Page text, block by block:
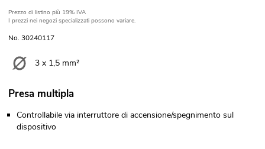
Prezzo di listino più 19% IVA
I prezzi nei negozi specializzati possono variare.
No. 30240117
3 x 1,5 mm²
Presa multipla
Controllabile via interruttore di accensione/spegnimento sul
dispositivo